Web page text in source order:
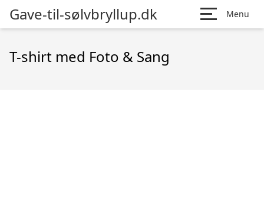
Gave-til-sølvbryllup.dk Menu
T-shirt med Foto & Sang